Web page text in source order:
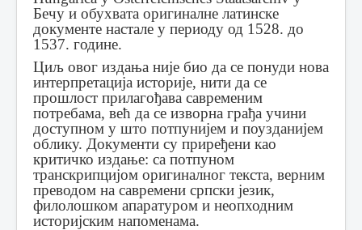
Бечу и обухвата оригиналне латинске
документе настале у периоду од 1528. до
1537. године.
Циљ овог издања није био да се понуди нова
интерпретација историје, нити да се
прошлост прилагођава савременим
потребама, већ да се изворна грађа учини
доступном у што потпунијем и поузданијем
облику. Документи су приређени као
критичко издање: са потпуном
транскрипцијом оригиналног текста, верним
преводом на савремени српски језик,
филолошком апаратуром и неопходним
историјским напоменама.